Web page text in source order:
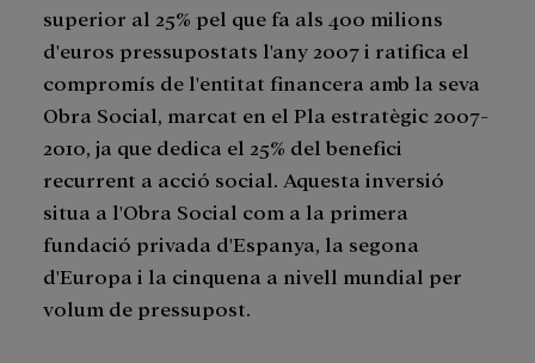
superior al 25% pel que fa als 400 milions
d'euros pressupostats l'any 2007 i ratifica el
compromís de l'entitat financera amb la seva
Obra Social, marcat en el Pla estratègic 2007-
2010, ja que dedica el 25% del benefici
recurrent a acció social. Aquesta inversió
situa a l'Obra Social com a la primera
fundació privada d'Espanya, la segona
d'Europa i la cinquena a nivell mundial per
volum de pressupost.